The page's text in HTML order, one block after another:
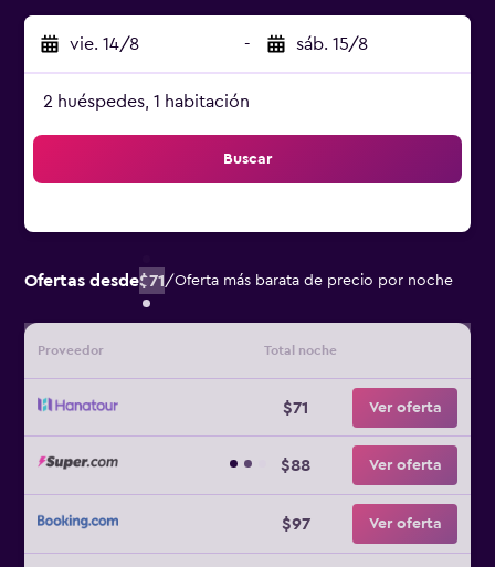
vie. 14/8 - sáb. 15/8
2 huéspedes, 1 habitación
Buscar
Ofertas desde$71/Oferta más barata de precio por noche
Proveedor Total noche
$71 Ver oferta
$88 Ver oferta
$97 Ver oferta